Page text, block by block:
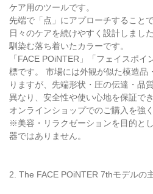
ケア用のツールです。
先端で「点」にアプローチすること
日々のケアを続けやすく設計しまし
馴染む落ち着いたカラーです。
「FACE POiNTER」「フェイスポ
標です。 市場には外観が似た模造品
りますが、先端形状・圧の伝達・品
異なり、安全性や使い心地を保証で
オンラインショップでのご購入を強
※美容・リラクゼーションを目的と
器ではありません。
2. The FACE POiNTER 7thモデルの